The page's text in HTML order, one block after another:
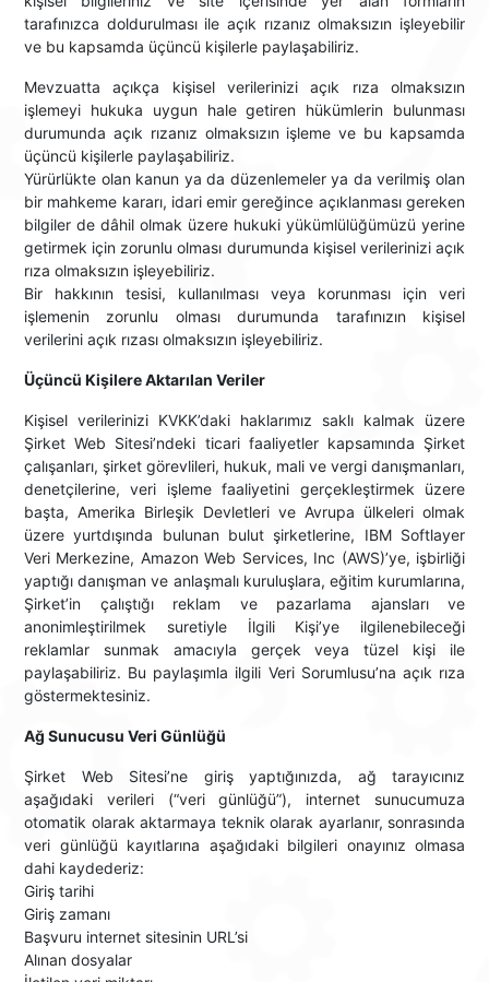
tarafınızca doldurulması ile açık rızanız olmaksızın işleyebilir
ve bu kapsamda üçüncü kişilerle paylaşabiliriz.
Mevzuatta açıkça kişisel verilerinizi açık rıza olmaksızın
işlemeyi hukuka uygun hale getiren hükümlerin bulunması
durumunda açık rızanız olmaksızın işleme ve bu kapsamda
üçüncü kişilerle paylaşabiliriz.
Yürürlükte olan kanun ya da düzenlemeler ya da verilmiş olan
bir mahkeme kararı, idari emir gereğince açıklanması gereken
bilgiler de dâhil olmak üzere hukuki yükümlülüğümüzü yerine
getirmek için zorunlu olması durumunda kişisel verilerinizi açık
rıza olmaksızın işleyebiliriz.
Bir hakkının tesisi, kullanılması veya korunması için veri
işlemenin zorunlu olması durumunda tarafınızın kişisel
verilerini açık rızası olmaksızın işleyebiliriz.
Üçüncü Kişilere Aktarılan Veriler
Kişisel verilerinizi KVKK’daki haklarımız saklı kalmak üzere
Şirket Web Sitesi’ndeki ticari faaliyetler kapsamında Şirket
çalışanları, şirket görevlileri, hukuk, mali ve vergi danışmanları,
denetçilerine, veri işleme faaliyetini gerçekleştirmek üzere
başta, Amerika Birleşik Devletleri ve Avrupa ülkeleri olmak
üzere yurtdışında bulunan bulut şirketlerine, IBM Softlayer
Veri Merkezine, Amazon Web Services, Inc (AWS)’ye, işbirliği
yaptığı danışman ve anlaşmalı kuruluşlara, eğitim kurumlarına,
Şirket’in çalıştığı reklam ve pazarlama ajansları ve
anonimleştirilmek suretiyle İlgili Kişi’ye ilgilenebileceği
reklamlar sunmak amacıyla gerçek veya tüzel kişi ile
paylaşabiliriz. Bu paylaşımla ilgili Veri Sorumlusu’na açık rıza
göstermektesiniz.
Ağ Sunucusu Veri Günlüğü
Şirket Web Sitesi’ne giriş yaptığınızda, ağ tarayıcınız
aşağıdaki verileri (“veri günlüğü”), internet sunucumuza
otomatik olarak aktarmaya teknik olarak ayarlanır, sonrasında
veri günlüğü kayıtlarına aşağıdaki bilgileri onayınız olmasa
dahi kaydederiz:
Giriş tarihi
Giriş zamanı
Başvuru internet sitesinin URL’si
Alınan dosyalar